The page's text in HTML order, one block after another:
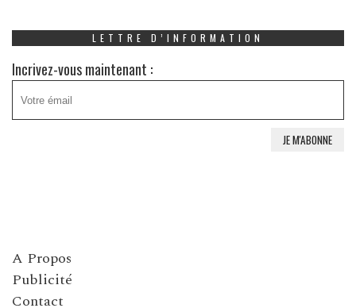
LETTRE D’INFORMATION
Incrivez-vous maintenant :
A Propos
Publicité
Contact